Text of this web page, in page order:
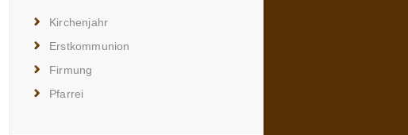
Kirchenjahr
Erstkommunion
Firmung
Pfarrei